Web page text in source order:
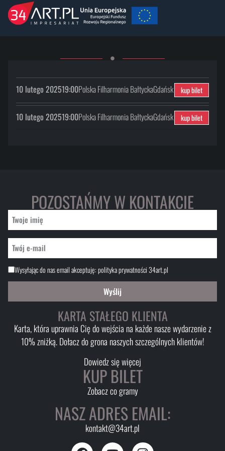
10 lutego 202519:00Polska Filharmonia BałtyckaGdańsk kup bilet
10 lutego 202519:00Polska Filharmonia BałtyckaGdańsk kup bilet
POZOSTAŃMY W KONTAKCIE
Wysyłając do nas email akceptuję:polityka prywatności 34art.pl
Wyślij
KARTA STAŁEGO KLIENTA
Karta, która uprawnia Cię do wejścia na każde nasze wydarzenie z
10% zniżką. Dołacz do grona naszych szczególnych klientów!
Dowiedz się więcej
KUP BILET
Zobacz co gramy
NASZ ADRES EMAIL:
kontakt@34art.pl